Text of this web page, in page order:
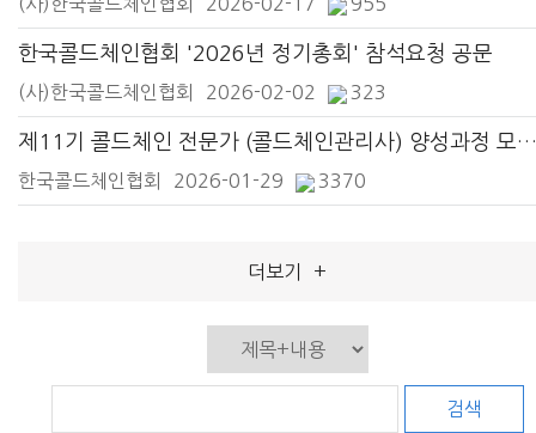
한국콜드체인협회 '2026년 정기총회' 참석요청 공문
(사)한국콜드체인협회 2026-02-02 323
제11기 콜드체인 전문가 (콜드체인관리사) 양성과정 모집안내
한국콜드체인협회 2026-01-29 3370
더보기 +
검색